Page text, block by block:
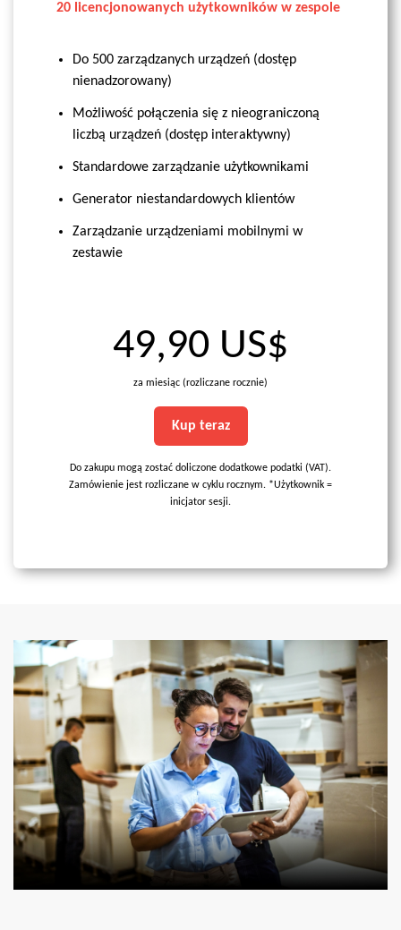
20 licencjonowanych użytkowników w zespole
Do 500 zarządzanych urządzeń (dostęp
nienadzorowany)
Możliwość połączenia się z nieograniczoną
liczbą urządzeń (dostęp interaktywny)
Standardowe zarządzanie użytkownikami
Generator niestandardowych klientów
Zarządzanie urządzeniami mobilnymi w
zestawie
49,90 US$
za miesiąc (rozliczane rocznie)
Kup teraz
Do zakupu mogą zostać doliczone dodatkowe podatki (VAT).
Zamówienie jest rozliczane w cyklu rocznym. *Użytkownik =
inicjator sesji.